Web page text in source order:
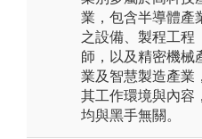
業，包含半導體產
之設備、製程工程
師，以及精密機械
業及智慧製造產業，
其工作環境與內容，
均與黑手無關。